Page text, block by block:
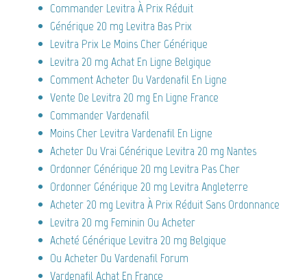
Commander Levitra À Prix Réduit
Générique 20 mg Levitra Bas Prix
Levitra Prix Le Moins Cher Générique
Levitra 20 mg Achat En Ligne Belgique
Comment Acheter Du Vardenafil En Ligne
Vente De Levitra 20 mg En Ligne France
Commander Vardenafil
Moins Cher Levitra Vardenafil En Ligne
Acheter Du Vrai Générique Levitra 20 mg Nantes
Ordonner Générique 20 mg Levitra Pas Cher
Ordonner Générique 20 mg Levitra Angleterre
Acheter 20 mg Levitra À Prix Réduit Sans Ordonnance
Levitra 20 mg Feminin Ou Acheter
Acheté Générique Levitra 20 mg Belgique
Ou Acheter Du Vardenafil Forum
Vardenafil Achat En France